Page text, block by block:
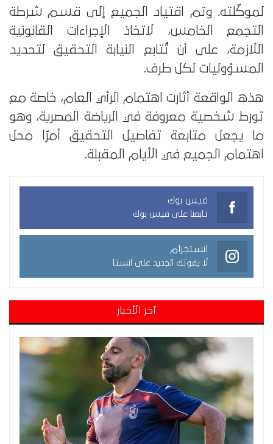
لموكّلته. وتم اقتياد الجميع إلى قسم شرطة
التجمع الخامس، لاتخاذ الإجراءات القانونية
اللازمة، على أن تُتابع النيابة التحقيق لتحديد
المسؤوليات لكل طرف.
هذه الواقعة أثارت اهتمام الرأي العام، خاصة مع
تورط شخصية معروفة في الرياضة المصرية، وهو
ما يجعل متابعة تفاصيل التحقيق أمرًا محل
اهتمام الجميع في الأيام المقبلة.
فيس بوك
تابعنا على فيس بوك
انستجرام
لا يفوتك الجديد على انستا
آخر الأخبار